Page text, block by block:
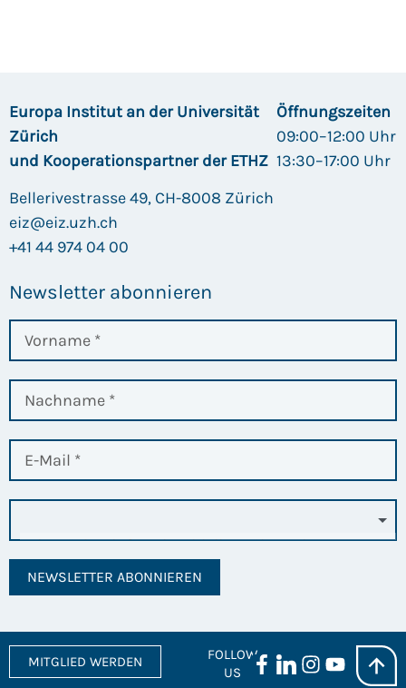
Europa Institut an der Universität
Zürich
und Kooperationspartner der ETHZ
Bellerivestrasse 49, CH-8008 Zürich
eiz@eiz.uzh.ch
+41 44 974 04 00
Öffnungszeiten
09:00–12:00 Uhr
13:30–17:00 Uhr
Newsletter abonnieren
NEWSLETTER ABONNIEREN
MITGLIED WERDEN
FOLLOW
US